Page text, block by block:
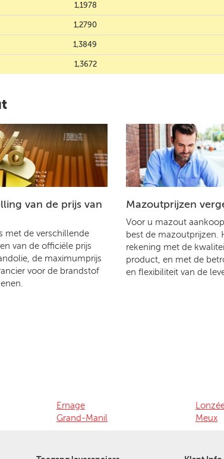
1,1978
1,2790
1,3849
1,3672
van de prijs van
met de verschillende
van de officiële prijs
de maximumprijs
voor de brandstof
Mazoutprijzen
Voor u mazout
best de mazoutprijzen.
rekening met de
product, en met de
en flexibiliteit van de
Ernage
Grand-Manil
Meux